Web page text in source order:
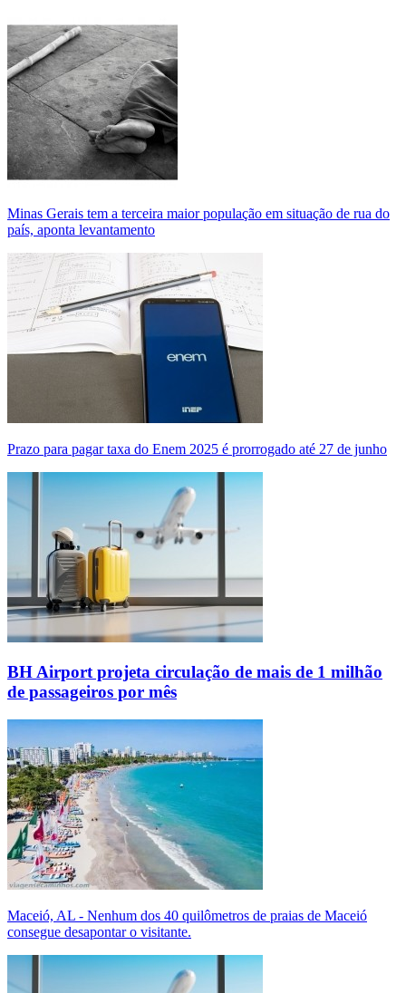
Minas Gerais tem a terceira maior população em situação de rua do
país, aponta levantamento
Prazo para pagar taxa do Enem 2025 é prorrogado até 27 de junho
BH Airport projeta circulação de mais de 1 milhão
de passageiros por mês
Maceió, AL - Nenhum dos 40 quilômetros de praias de Maceió
consegue desapontar o visitante.